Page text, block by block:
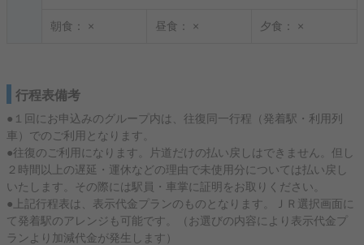
朝食： × 昼食： × 夕食： ×
行程表備考
●１回にお申込みのグループ内は、往復同一行程（発着駅・利用列
車）でのご利用となります。
●往復のご利用になります。片道だけの払い戻しはできません。但し
２時間以上の遅延・運休などの理由で未使用分については払い戻し
いたします。その際には駅員・車掌に証明をお取りください。
●上記行程表は、表示代金プランのものとなります。ＪＲ選択画面に
て発着駅のアレンジも可能です。（お選びの内容により表示代金プ
ランより加減代金が発生します）